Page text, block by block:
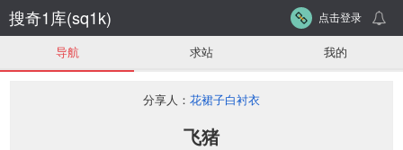
搜奇1库(sq1k) 点击登录
导航 求站 我的
分享人： 花裙子白衬衣
飞猪